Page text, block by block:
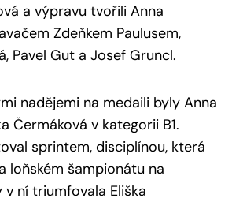
a výpravu tvořili Anna
Zdeňkem Paulusem,
Pavel Gut a Josef Gruncl.
nadějemi na medaili byly Anna
Čermáková v kategorii B1.
sprintem, disciplínou, která
loňském šampionátu na
v ní triumfovala Eliška